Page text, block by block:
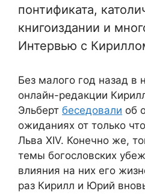
понтификата,
книгоиздании и
Интервью с
Без малого год назад в
онлайн-редакции
Эльберт беседовали об
ожиданиях от только
Льва XIV. Конечно же,
темы богословских
влияния на них его
раз Кирилл и Юрий